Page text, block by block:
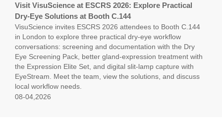
Visit VisuScience at ESCRS 2026: Explore Practical
Dry-Eye Solutions at Booth C.144
VisuScience invites ESCRS 2026 attendees to Booth C.144
in London to explore three practical dry-eye workflow
conversations: screening and documentation with the Dry
Eye Screening Pack, better gland-expression treatment with
the Expression Elite Set, and digital slit-lamp capture with
EyeStream. Meet the team, view the solutions, and discuss
local workflow needs.
08-04,2026